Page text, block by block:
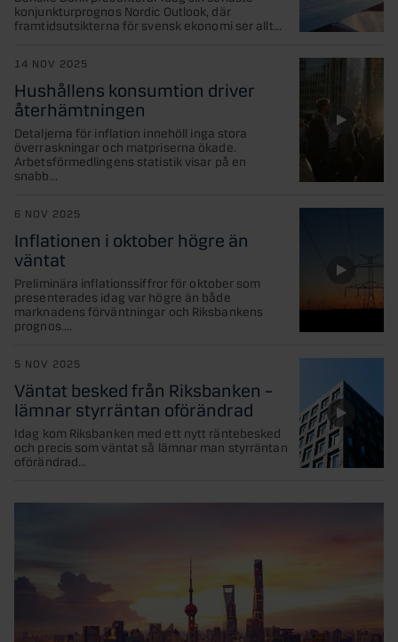
konjunkturprognos Nordic Outlook, där
framtidsutsikterna för svensk ekonomi ser allt...
14 NOV 2025
Hushållens konsumtion driver
återhämtningen
Detaljerna för inflation innehöll inga stora
överraskningar och matpriserna ökade.
Arbetsförmedlingens statistik visar på en
snabb...
6 NOV 2025
Inflationen i oktober högre än
väntat
Preliminära inflationssiffror för oktober som
presenterades idag var högre än både
marknadens förväntningar och Riksbankens
prognos....
5 NOV 2025
Väntat besked från Riksbanken –
lämnar styrräntan oförändrad
Idag kom Riksbanken med ett nytt räntebesked
och precis som väntat så lämnar man styrräntan
oförändrad...